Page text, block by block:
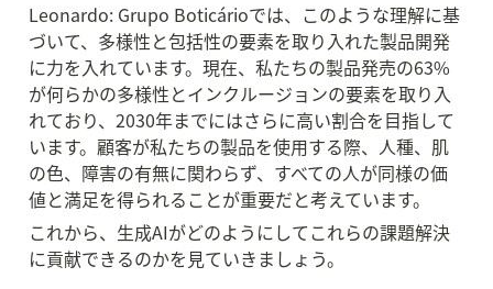
Leonardo: Grupo Boticárioでは、このような理解に基
づいて、多様性と包括性の要素を取り入れた製品開発
に力を入れています。現在、私たちの製品発売の63%
が何らかの多様性とインクルージョンの要素を取り入
れており、2030年までにはさらに高い割合を目指して
います。顧客が私たちの製品を使用する際、人種、肌
の色、障害の有無に関わらず、すべての人が同様の価
値と満足を得られることが重要だと考えています。
これから、生成AIがどのようにしてこれらの課題解決
に貢献できるのかを見ていきましょう。